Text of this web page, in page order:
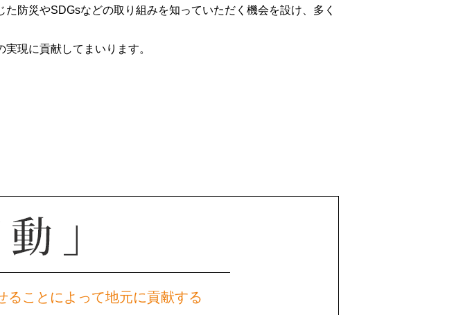
防災やSDGsなどの取り組みを知っていただく機会を設け、多く
現に貢献してまいります。
ることによって地元に貢献する